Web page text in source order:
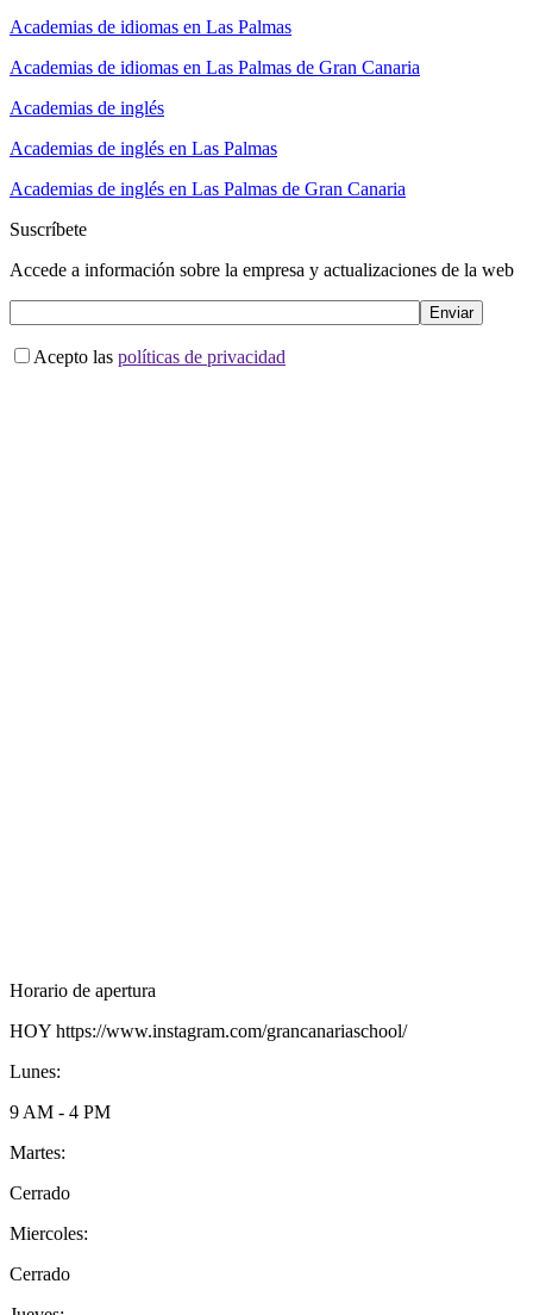
Academias de idiomas en Las Palmas
Academias de idiomas en Las Palmas de Gran Canaria
Academias de inglés
Academias de inglés en Las Palmas
Academias de inglés en Las Palmas de Gran Canaria
Suscríbete
Accede a información sobre la empresa y actualizaciones de la web
Acepto las políticas de privacidad
Horario de apertura
HOY https://www.instagram.com/grancanariaschool/
Lunes:
9 AM - 4 PM
Martes:
Cerrado
Miercoles:
Cerrado